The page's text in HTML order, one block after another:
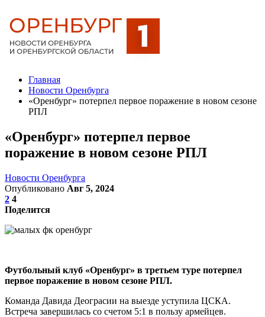
Главная
Новости Оренбурга
«Оренбург» потерпел первое поражение в новом сезоне
РПЛ
«Оренбург» потерпел первое
поражение в новом сезоне РПЛ
Новости Оренбурга
Опубликовано Авг 5, 2024
2 4
Поделится
Футбольный клуб «Оренбург» в третьем туре потерпел
первое поражение в новом сезоне РПЛ.
Команда Давида Деограсии на выезде уступила ЦСКА.
Встреча завершилась со счетом 5:1 в пользу армейцев.